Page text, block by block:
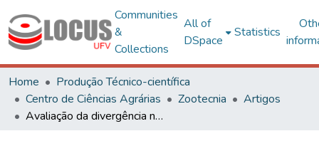
Communities
&
Collections
All of
DSpace
Statistics
Home
Produção Técnico-científica
Centro de Ciências Agrárias
Zootecnia
Artigos
Avaliação da divergência nutricional de variedades de cana-de-açúcar (Saccharum spp.)